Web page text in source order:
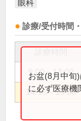
眼科
診療/受付時間
9:00～13:00
14:15～18:00
お盆(8月中旬
に必ず医療機